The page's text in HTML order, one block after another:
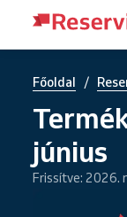
Főoldal /
június
Frissítve: 2026.